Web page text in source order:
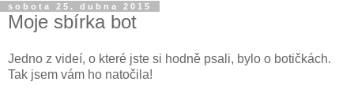
sobota 25. dubna 2015
Moje sbírka bot
Jedno z videí, o které jste si hodně psali, bylo o botičkách.
Tak jsem vám ho natočila!